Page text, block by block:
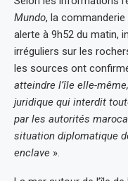
Mundo, la commanderie
alerte à 9h52 du matin,
irréguliers sur les
les sources ont
atteindre l’île elle-
juridique qui interdit
par les autorités
situation diplomatique
enclave ».